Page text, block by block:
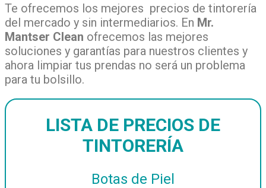
Te ofrecemos los mejores precios de tintorería
del mercado y sin intermediarios. En Mr.
Mantser Clean ofrecemos las mejores
soluciones y garantías para nuestros clientes y
ahora limpiar tus prendas no será un problema
para tu bolsillo.
LISTA DE PRECIOS DE
TINTORERÍA
Botas de Piel